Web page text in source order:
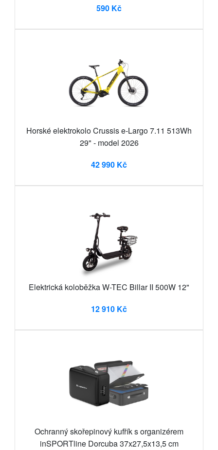
590 Kč
Horské elektrokolo Crussis e-Largo 7.11 513Wh
29" - model 2026
42 990 Kč
Elektrická koloběžka W-TEC Billar II 500W 12"
12 910 Kč
Ochranný skořepinový kufřík s organizérem
inSPORTline Dorcuba 37x27,5x13,5 cm